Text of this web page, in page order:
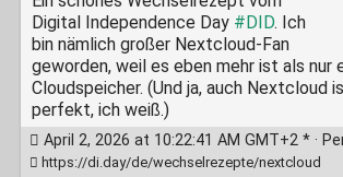
Digital Independence Day #DID. Ich
bin nämlich großer Nextcloud-Fan
geworden, weil es eben mehr ist als nur
Cloudspeicher. (Und ja, auch Nextcloud
perfekt, ich weiß.)
April 2, 2026 at 10:22:41 AM GMT+2 * ·
https://di.day/de/wechselrezepte/nextcloud